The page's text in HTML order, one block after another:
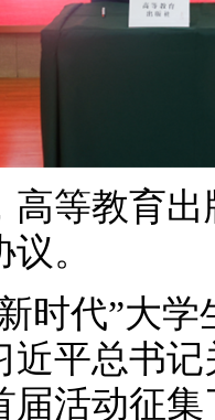
等教育出
。
代”大学
近平总书
届活动征